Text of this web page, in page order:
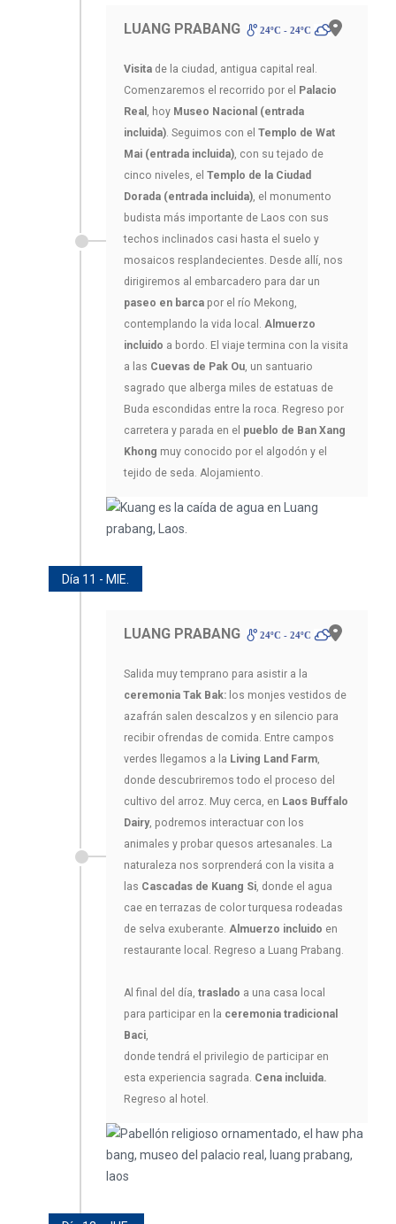
LUANG PRABANG 24ºC - 24ºC
Visita de la ciudad, antigua capital real.
Comenzaremos el recorrido por el Palacio
Real , hoy Museo Nacional (entrada
incluida). Seguimos con el Templo de Wat
Mai (entrada incluida), con su tejado de
cinco niveles, el Templo de la Ciudad
Dorada (entrada incluida), el monumento
budista más importante de Laos con sus
techos inclinados casi hasta el suelo y
mosaicos resplandecientes. Desde allí, nos
dirigiremos al embarcadero para dar un
paseo en barca por el río Mekong,
contemplando la vida local. Almuerzo
incluido a bordo. El viaje termina con la visita
a las Cuevas de Pak Ou, un santuario
sagrado que alberga miles de estatuas de
Buda escondidas entre la roca. Regreso por
carretera y parada en el pueblo de Ban Xang
Khong muy conocido por el algodón y el
tejido de seda. Alojamiento.
Día 11 - MIE.
LUANG PRABANG 24ºC - 24ºC
Salida muy temprano para asistir a la
ceremonia Tak Bak: los monjes vestidos de
azafrán salen descalzos y en silencio para
recibir ofrendas de comida. Entre campos
verdes llegamos a la Living Land Farm,
donde descubriremos todo el proceso del
cultivo del arroz. Muy cerca, en Laos Buffalo
Dairy, podremos interactuar con los
animales y probar quesos artesanales. La
naturaleza nos sorprenderá con la visita a
las Cascadas de Kuang Si, donde el agua
cae en terrazas de color turquesa rodeadas
de selva exuberante. Almuerzo incluido en
restaurante local. Regreso a Luang Prabang.
Al final del día, traslado a una casa local
para participar en la ceremonia tradicional
Baci,
donde tendrá el privilegio de participar en
esta experiencia sagrada. Cena incluida.
Regreso al hotel.